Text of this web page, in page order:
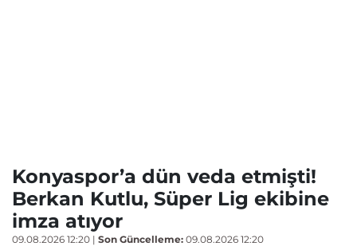
Konyaspor’a dün veda etmişti!
Berkan Kutlu, Süper Lig ekibine
imza atıyor
09.08.2026 12:20 | Son Güncelleme: 09.08.2026 12:20